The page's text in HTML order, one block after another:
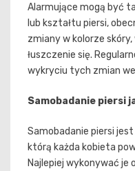
Alarmujące mogą być
lub kształtu piersi,
zmiany w kolorze
łuszczenie się.
wykryciu tych zmian
Samobadanie piersi
Samobadanie piersi
którą każda kobieta
Najlepiej wykonywać je